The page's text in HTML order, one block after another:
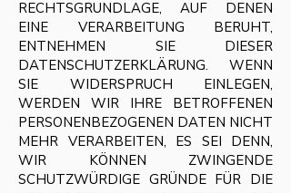
RECHTSGRUNDLAGE, AUF DENEN
EINE VERARBEITUNG BERUHT,
ENTNEHMEN SIE DIESER
DATENSCHUTZERKLÄRUNG. WENN
SIE WIDERSPRUCH EINLEGEN,
WERDEN WIR IHRE BETROFFENEN
PERSONENBEZOGENEN DATEN NICHT
MEHR VERARBEITEN, ES SEI DENN,
WIR KÖNNEN ZWINGENDE
SCHUTZWÜRDIGE GRÜNDE FÜR DIE